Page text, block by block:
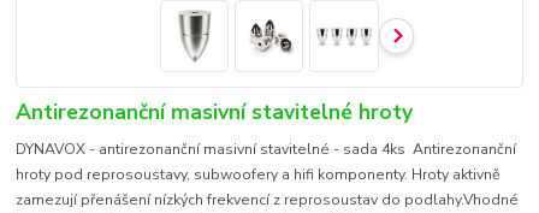
Antirezonanční masivní stavitelné hroty
DYNAVOX - antirezonanční masivní stavitelné - sada 4ks Antirezonanční
hroty pod reprosoustavy, subwoofery a hifi komponenty. Hroty aktivně
zamezují přenášení nízkých frekvencí z reprosoustav do podlahy.Vhodné